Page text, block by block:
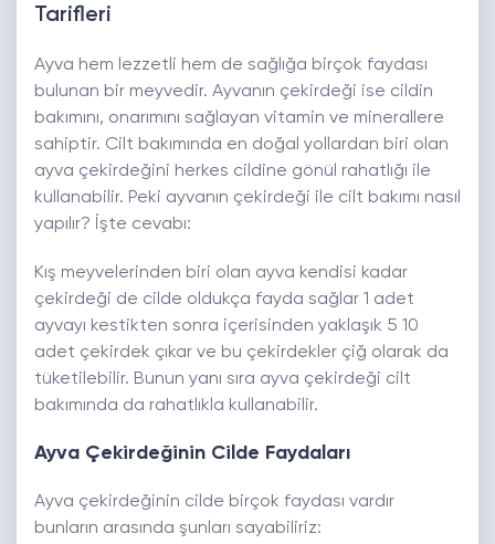
Tarifleri
Ayva hem lezzetli hem de sağlığa birçok faydası
bulunan bir meyvedir. Ayvanın çekirdeği ise cildin
bakımını, onarımını sağlayan vitamin ve minerallere
sahiptir. Cilt bakımında en doğal yollardan biri olan
ayva çekirdeğini herkes cildine gönül rahatlığı ile
kullanabilir. Peki ayvanın çekirdeği ile cilt bakımı nasıl
yapılır? İşte cevabı:
Kış meyvelerinden biri olan ayva kendisi kadar
çekirdeği de cilde oldukça fayda sağlar 1 adet
ayvayı kestikten sonra içerisinden yaklaşık 5 10
adet çekirdek çıkar ve bu çekirdekler çiğ olarak da
tüketilebilir. Bunun yanı sıra ayva çekirdeği cilt
bakımında da rahatlıkla kullanabilir.
Ayva Çekirdeğinin Cilde Faydaları
Ayva çekirdeğinin cilde birçok faydası vardır
bunların arasında şunları sayabiliriz: